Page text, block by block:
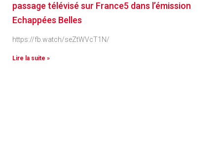
passage télévisé sur France5 dans l’émission
Echappées Belles
https://fb.watch/seZtWVcT1N/
Lire la suite »